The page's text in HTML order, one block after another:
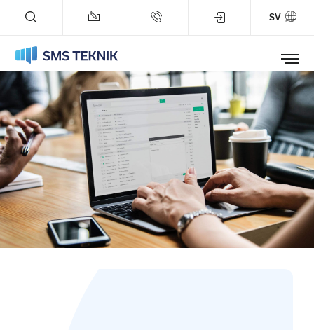
SV
Tjänster
Referenser
Blogg
Status